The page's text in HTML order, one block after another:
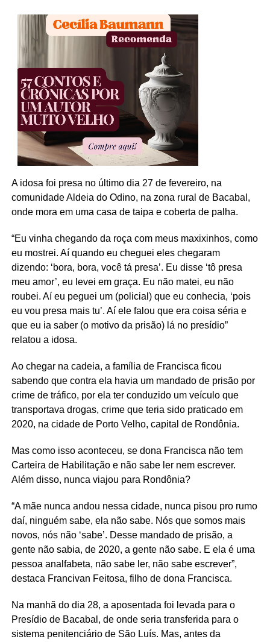
A idosa foi presa no último dia 27 de fevereiro, na
comunidade Aldeia do Odino, na zona rural de Bacabal,
onde mora em uma casa de taipa e coberta de palha.
“Eu vinha chegando da roça com meus maxixinhos, como
eu mostrei. Aí quando eu cheguei eles chegaram
dizendo: ‘bora, bora, você tá presa’. Eu disse ‘tô presa
meu amor’, eu levei em graça. Eu não matei, eu não
roubei. Aí eu peguei um (policial) que eu conhecia, ‘pois
eu vou presa mais tu’. Aí ele falou que era coisa séria e
que eu ia saber (o motivo da prisão) lá no presídio”
relatou a idosa.
Ao chegar na cadeia, a família de Francisca ficou
sabendo que contra ela havia um mandado de prisão por
crime de tráfico, por ela ter conduzido um veículo que
transportava drogas, crime que teria sido praticado em
2020, na cidade de Porto Velho, capital de Rondônia.
Mas como isso aconteceu, se dona Francisca não tem
Carteira de Habilitação e não sabe ler nem escrever.
Além disso, nunca viajou para Rondônia?
“A mãe nunca andou nessa cidade, nunca pisou pro rumo
daí, ninguém sabe, ela não sabe. Nós que somos mais
novos, nós não ‘sabe’. Desse mandado de prisão, a
gente não sabia, de 2020, a gente não sabe. E ela é uma
pessoa analfabeta, não sabe ler, não sabe escrever”,
destaca Francivan Feitosa, filho de dona Francisca.
Na manhã do dia 28, a aposentada foi levada para o
Presídio de Bacabal, de onde seria transferida para o
sistema penitenciário de São Luís. Mas, antes da